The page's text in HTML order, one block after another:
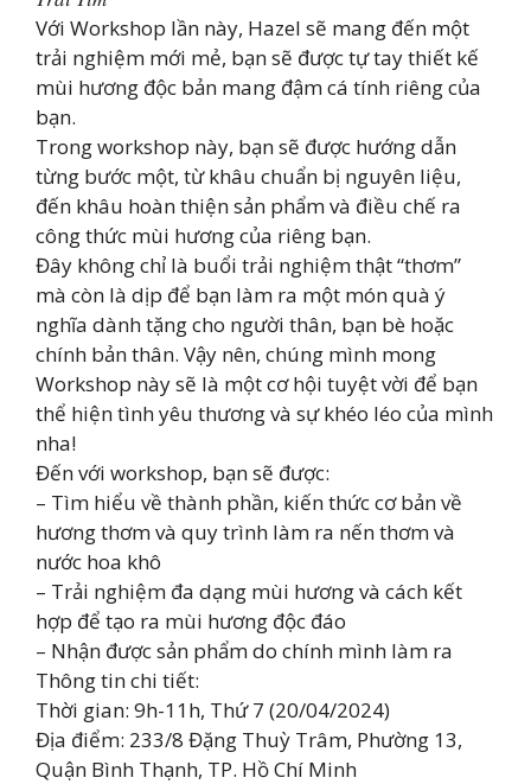
Với Workshop lần này, Hazel sẽ mang đến một
trải nghiệm mới mẻ, bạn sẽ được tự tay thiết kế
mùi hương độc bản mang đậm cá tính riêng của
bạn.
Trong workshop này, bạn sẽ được hướng dẫn
từng bước một, từ khâu chuẩn bị nguyên liệu,
đến khâu hoàn thiện sản phẩm và điều chế ra
công thức mùi hương của riêng bạn.
Đây không chỉ là buổi trải nghiệm thật “thơm”
mà còn là dịp để bạn làm ra một món quà ý
nghĩa dành tặng cho người thân, bạn bè hoặc
chính bản thân. Vậy nên, chúng mình mong
Workshop này sẽ là một cơ hội tuyệt vời để bạn
thể hiện tình yêu thương và sự khéo léo của mình
nha!
Đến với workshop, bạn sẽ được:
– Tìm hiểu về thành phần, kiến thức cơ bản về
hương thơm và quy trình làm ra nến thơm và
nước hoa khô
– Trải nghiệm đa dạng mùi hương và cách kết
hợp để tạo ra mùi hương độc đáo
– Nhận được sản phẩm do chính mình làm ra
Thông tin chi tiết:
Thời gian: 9h-11h, Thứ 7 (20/04/2024)
Địa điểm: 233/8 Đặng Thuỳ Trâm, Phường 13,
Quận Bình Thạnh, TP. Hồ Chí Minh